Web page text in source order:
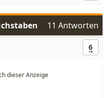
11 Antworten
6